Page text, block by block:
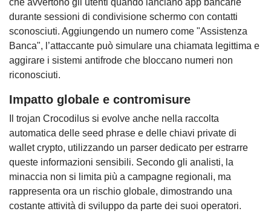
durante sessioni di condivisione schermo con contatti
sconosciuti. Aggiungendo un numero come "Assistenza
Banca", l’attaccante può simulare una chiamata legittima e
aggirare i sistemi antifrode che bloccano numeri non
riconosciuti.
Impatto globale e contromisure
Il trojan Crocodilus si evolve anche nella raccolta
automatica delle seed phrase e delle chiavi private di
wallet crypto, utilizzando un parser dedicato per estrarre
queste informazioni sensibili. Secondo gli analisti, la
minaccia non si limita più a campagne regionali, ma
rappresenta ora un rischio globale, dimostrando una
costante attività di sviluppo da parte dei suoi operatori.